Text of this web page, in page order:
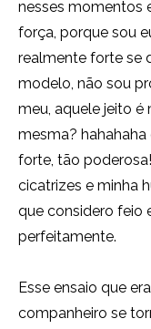
nesses momentos
força, porque sou
realmente forte se
modelo, não sou
meu, aquele jeito é
mesma?
forte, tão
cicatrizes e minha
que considero feio
perfeitamente.
Esse ensaio que
companheiro se